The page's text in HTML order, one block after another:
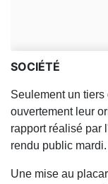
SOCIÉTÉ
Seulement un
ouvertement leur
rapport réalisé par
rendu public mardi.
Une mise au